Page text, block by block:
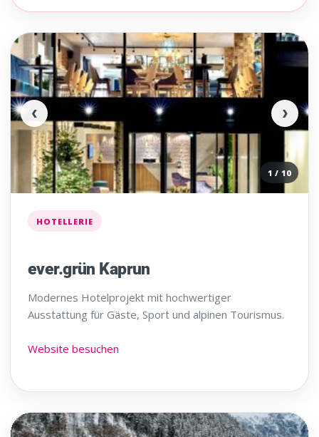
‹ ›
1 / 10
HOTELLERIE
ever.grün Kaprun
Modernes Hotelprojekt mit hochwertiger
Ausstattung für Gäste, Sport und alpinen Tourismus.
Website besuchen